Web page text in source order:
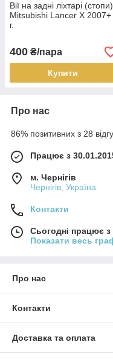
Вії на задні ліхтарі (стопи)
Mitsubishi Lancer X 2007+
г.
400 ₴/пара
Купити
Про нас
86% позитивних з 28
Працює з
м. Чернігів
Чернігів, Україна
Контакти
Сьогодні працює
Показати весь
Про нас
Контакти
Доставка та оплата